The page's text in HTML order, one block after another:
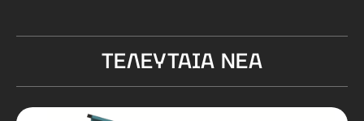
ΤΕΛΕΥΤΑΙΑ ΝΕΑ